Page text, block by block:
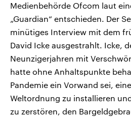
Medienbehörde Ofcom laut
„Guardian“ entschieden. Der
minütiges Interview mit dem
David Icke ausgestrahlt. Icke,
Neunzigerjahren mit
hatte ohne Anhaltspunkte
Pandemie ein Vorwand sei,
Weltordnung zu installieren
zu zerstören, den